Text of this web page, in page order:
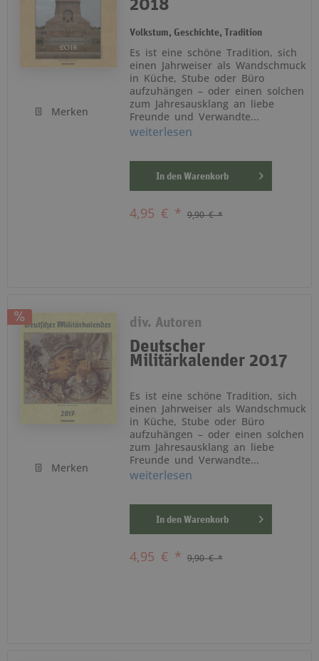
Merken
Volkstum, Geschichte, Tradition
Es ist eine schöne Tradition, sich
einen Jahrweiser als Wandschmuck
in Küche, Stube oder Büro
aufzuhängen – oder einen solchen
zum Jahresausklang an liebe
Freunde und Verwandte...
weiterlesen
In den Warenkorb
4,95 € * 9,90 € *
Merken
div. Autoren
Deutscher
Militärkalender 2017
Es ist eine schöne Tradition, sich
einen Jahrweiser als Wandschmuck
in Küche, Stube oder Büro
aufzuhängen – oder einen solchen
zum Jahresausklang an liebe
Freunde und Verwandte...
weiterlesen
In den Warenkorb
4,95 € * 9,90 € *